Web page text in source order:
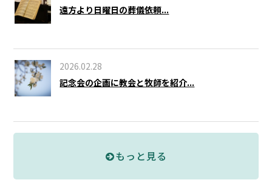
遠方より日曜日の葬儀依頼...
2026.02.28
記念会の企画に教会と牧師を紹介...
もっと見る